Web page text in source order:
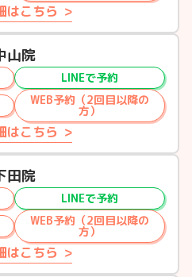
はこちら
山院
LINEで予約
WEB予約（2回目以降の
方）
はこちら
田院
LINEで予約
WEB予約（2回目以降の
方）
はこちら